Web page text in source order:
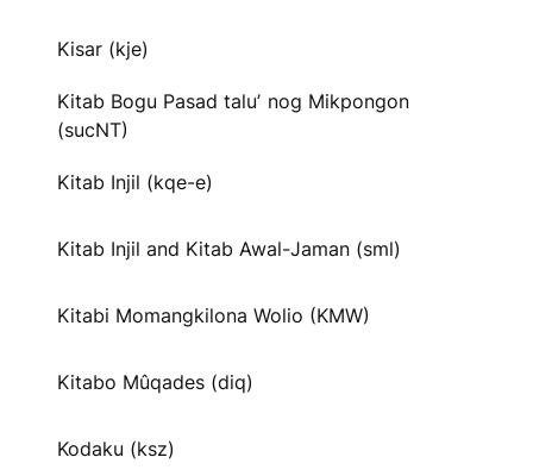
Kisar (kje)
Kitab Bogu Pasad taluʼ nog Mikpongon
(sucNT)
Kitab Injil (kqe-e)
Kitab Injil and Kitab Awal-Jaman (sml)
Kitabi Momangkilona Wolio (KMW)
Kitabo Mûqades (diq)
Kodaku (ksz)